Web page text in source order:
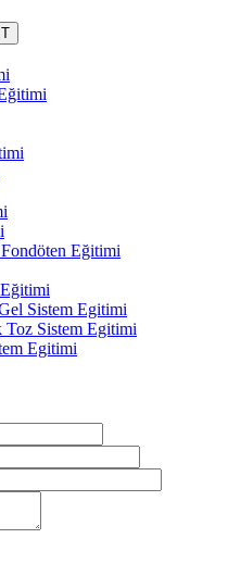
Eğitimi
Sistem Egitimi
Sistem Egitimi
Egitimi